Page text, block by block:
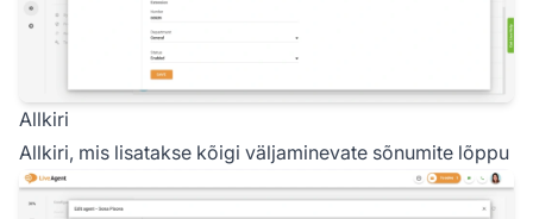
Allkiri
Allkiri, mis lisatakse kõigi väljaminevate sõnumite lõppu